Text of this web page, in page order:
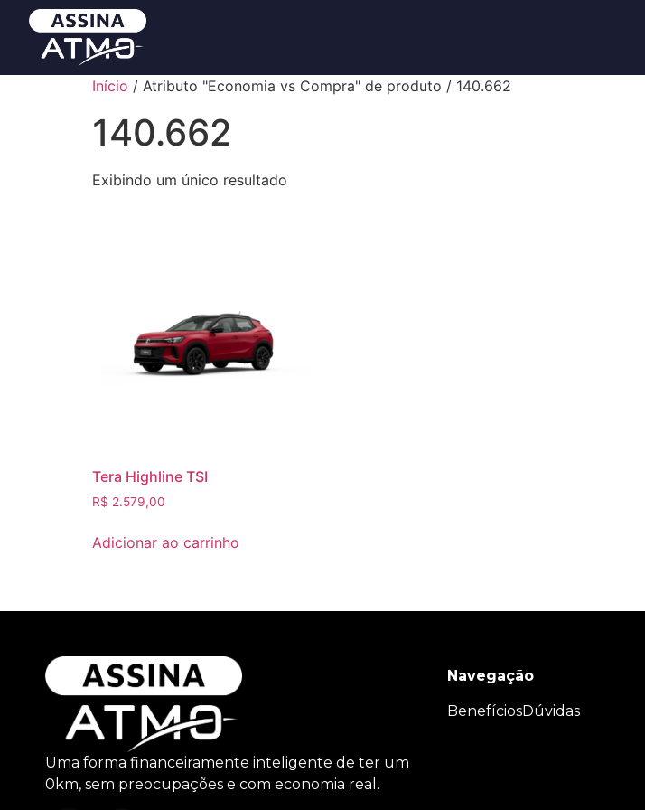
Início / Atributo "Economia vs Compra" de produto / 140.662
140.662
Exibindo um único resultado
Tera Highline TSI
R$ 2.579,00
Adicionar ao carrinho
Uma forma financeiramente inteligente de ter um
0km, sem preocupações e com economia real.
Navegação
BenefíciosDúvidas